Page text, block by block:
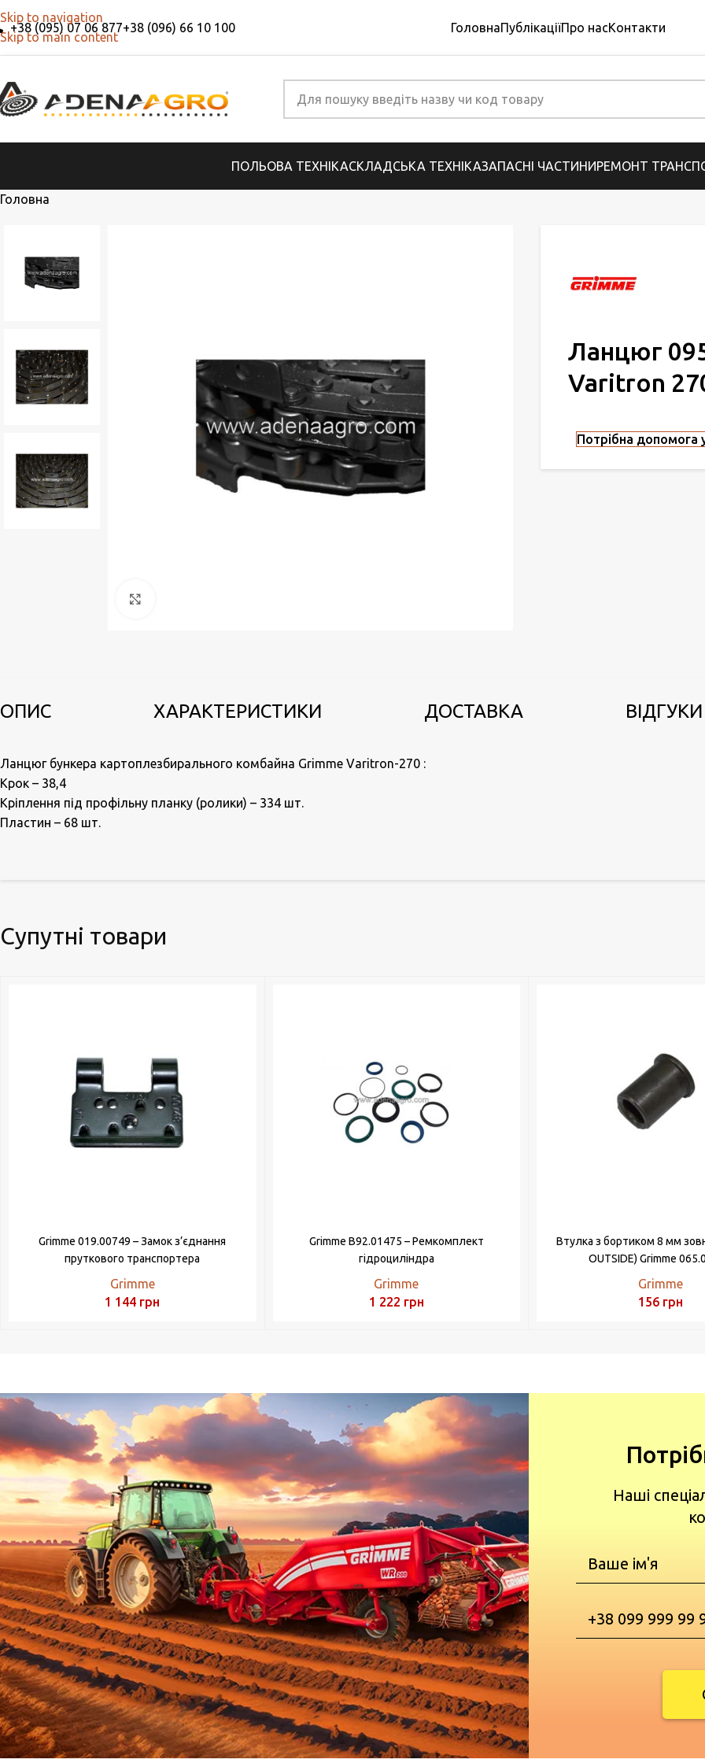
Skip to navigation
Skip to main content
+38 (095) 07 06 877+38 (096) 66 10 100 ГоловнаПублікаціїПро насКонтакти
ПОЛЬОВА ТЕХНІКАСКЛАДСЬКА ТЕХНІКАЗАПАСНІ ЧАСТИНИРЕМОНТ
Головна
Ланцюг
Varitron
Потрібна допомога
ОПИС ХАРАКТЕРИСТИКИ ДОСТАВКА
Ланцюг бункера картоплезбирального комбайна Grimme Varitron-270 :
Крок – 38,4
Кріплення під профільну планку (ролики) – 334 шт.
Пластин – 68 шт.
Супутні товари
Grimme 019.00749 – Замок з’єднання
пруткового транспортера
Grimme
1 144 грн
Grimme B92.01475 – Ремкомплект
гідроциліндра
Grimme
1 222 грн
Втулка з бортиком 8 мм
OUTSIDE) Grimme
Grimme
156 грн
Наші